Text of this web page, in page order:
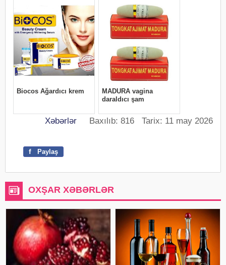
Xəbərlər Baxılıb: 816 Tarix: 11 may 2026
f Paylaş
OXŞAR XƏBƏRLƏR